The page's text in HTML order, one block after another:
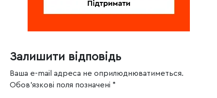
Залишити відповідь
Ваша e-mail адреса не оприлюднюватиметься.
Обов’язкові поля позначені *